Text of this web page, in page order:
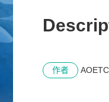
作者 AOETC